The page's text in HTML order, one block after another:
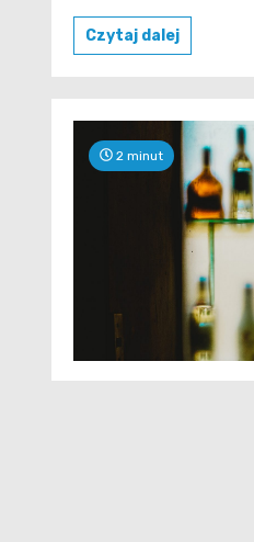
Czytaj dalej
2 minut